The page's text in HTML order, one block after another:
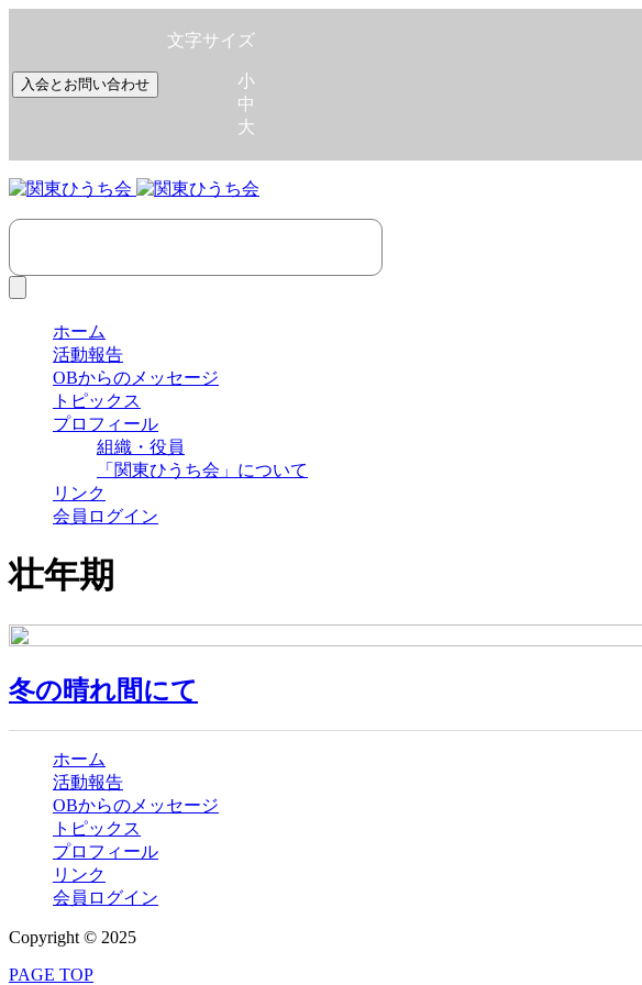
入会とお問い合わせ
文字サイズ
小
中
大
ホーム
活動報告
OBからのメッセージ
トピックス
プロフィール
組織・役員
「関東ひうち会」について
リンク
会員ログイン
壮年期
冬の晴れ間にて
ホーム
活動報告
OBからのメッセージ
トピックス
プロフィール
リンク
会員ログイン
Copyright © 2025
PAGE TOP